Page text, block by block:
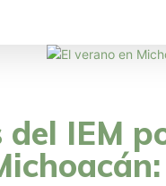
del IEM